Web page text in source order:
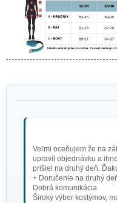
Veľmi oceňujem že na
upravil objednávku a
prišiel na druhý deň.
+ Doručenie na druhý
Dobrá komunikácia
Široký výber kostýmov,